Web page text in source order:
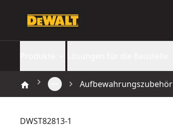
Aufbewahrungszubehör
DWST82813-1